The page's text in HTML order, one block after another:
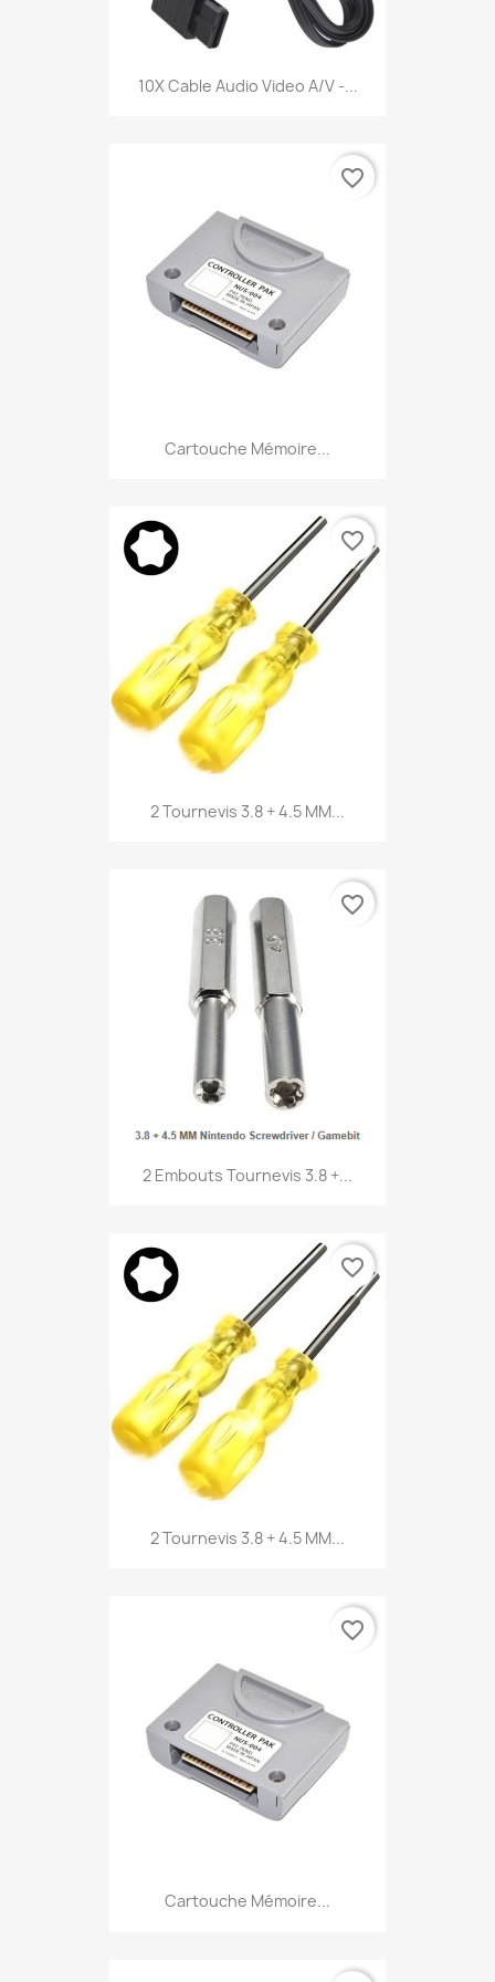
10X Cable Audio Video A/V -...
Cartouche Mémoire...
favorite_border
2 Tournevis 3.8 + 4.5 MM...
favorite_border
2 Embouts Tournevis 3.8 +...
favorite_border
2 Tournevis 3.8 + 4.5 MM...
favorite_border
Cartouche Mémoire...
favorite_border